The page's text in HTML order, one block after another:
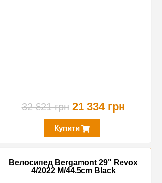
32 821 грн 21 334 грн
Купити
Велосипед Bergamont 29" Revox
4/2022 M/44.5cm Black